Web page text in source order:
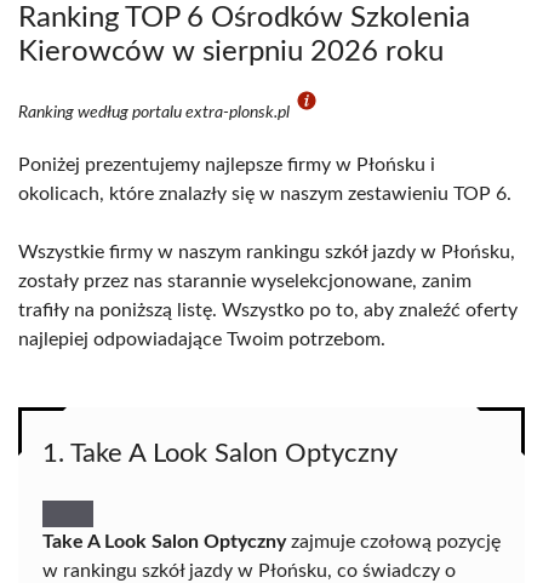
Ranking TOP 6 Ośrodków Szkolenia
Kierowców w sierpniu 2026 roku
Ranking według portalu extra-plonsk.pl
Poniżej prezentujemy najlepsze firmy w Płońsku i
okolicach, które znalazły się w naszym zestawieniu TOP 6.
Wszystkie firmy w naszym rankingu szkół jazdy w Płońsku,
zostały przez nas starannie wyselekcjonowane, zanim
trafiły na poniższą listę. Wszystko po to, aby znaleźć oferty
najlepiej odpowiadające Twoim potrzebom.
1. Take A Look Salon Optyczny
Take A Look Salon Optycznyzajmuje czołową pozycję
w rankingu szkół jazdy w Płońsku, co świadczy o